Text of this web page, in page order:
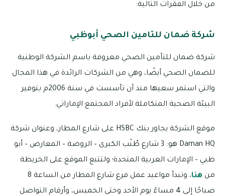
من خلال الفقرات التالية:
شركة ضمان للتامين الصحي أبوظبي
شركة ضمان للتأمين الصحي معروفة باسم الشركة الوطنية
للضمان الصحي أيضًا، وهي من الشركات الرائدة في هذا المجال
والتي استمر سعيها منذ أن تأسست في سنة 2006م بتوفير
البيئة الصحية المتكاملة لأفراد المجتمع الإماراتي.
موقع الشركة يجاور بنك HSBC على شارع المطار، وعنوان شركة
Daman HQ هو: 3 شارع طُنْب الكبرى – الروضة – المعارض – أبو
ظبي – الإمارات العربية المتحدة؛ ولتتبع الموقع على الخريطة
من هنا
، وتبدأ مواعيد عمل فرع شارع المطار من الساعة 8
صباحًا إلى 4 مساءً يوم الأحد وحتى الخميس، وأرقام التواصل